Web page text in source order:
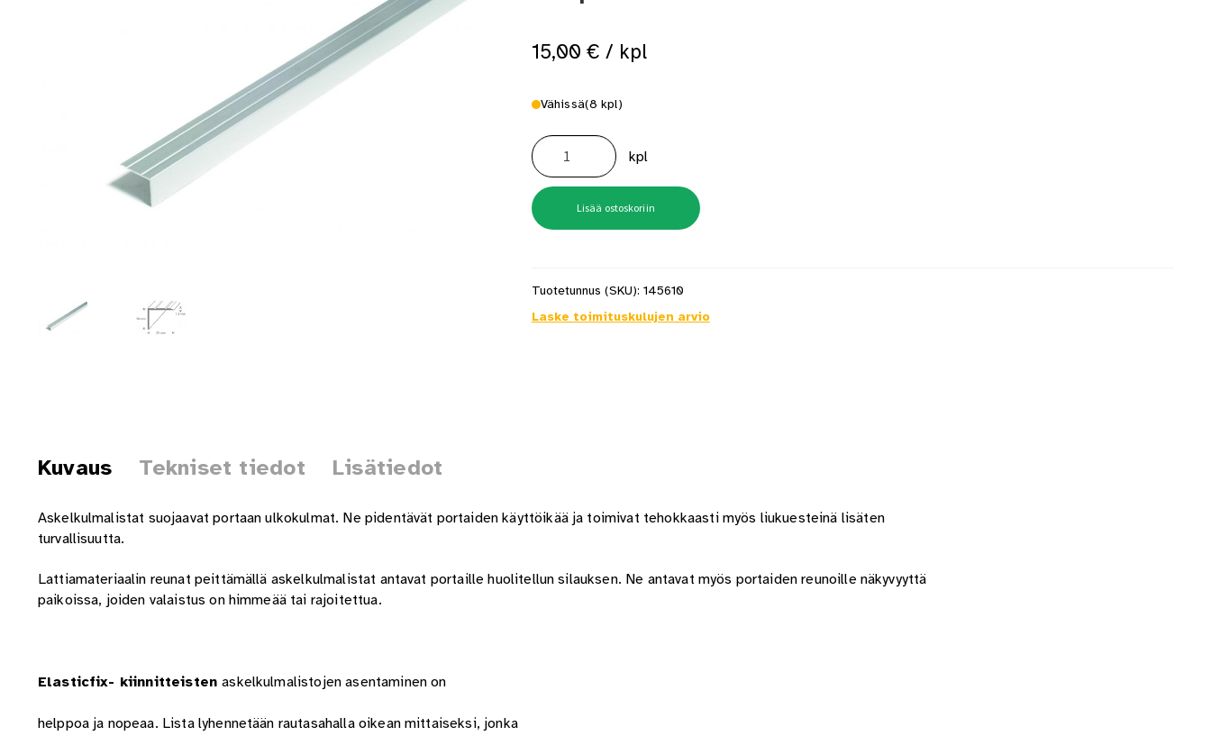
Tummuneet tai kuivat lauteet? Näin saat saunan puupinnat taas siisteiksi
15,00 € / kpl
Vähissä(8 kpl)
Askelkulma
TD3
HE
90
25x20mm
Hopea
määrä
kpl
Lisää ostoskoriin
Tuotetunnus (SKU): 145610
Laske toimituskulujen arvio
Kuvaus Tekniset tiedot Lisätiedot
Askelkulmalistat suojaavat portaan ulkokulmat. Ne pidentävät portaiden käyttöikää ja toimivat tehokkaasti myös liukuesteinä lisäten
turvallisuutta.
Lattiamateriaalin reunat peittämällä askelkulmalistat antavat portaille huolitellun silauksen. Ne antavat myös portaiden reunoille näkyvyyttä
paikoissa, joiden valaistus on himmeää tai rajoitettua.
Elasticfix- kiinnitteistenaskelkulmalistojen asentaminen on
helppoa ja nopeaa. Lista lyhennetään rautasahalla oikean mittaiseksi, jonka